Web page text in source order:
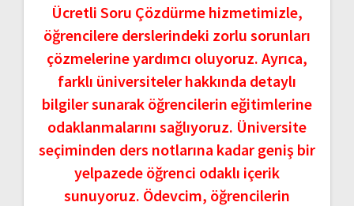
Ücretli Soru Çözdürme hizmetimizle,
öğrencilere derslerindeki zorlu sorunları
çözmelerine yardımcı oluyoruz. Ayrıca,
farklı üniversiteler hakkında detaylı
bilgiler sunarak öğrencilerin eğitimlerine
odaklanmalarını sağlıyoruz. Üniversite
seçiminden ders notlarına kadar geniş bir
yelpazede öğrenci odaklı içerik
sunuyoruz. Ödevcim, öğrencilerin